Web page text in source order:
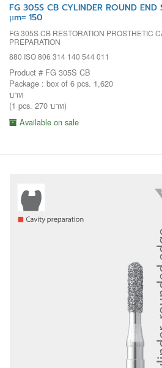
FG 305S CB CYLINDER ROUND
µm= 150
FG 305S CB RESTORATION PROSTHETIC
PREPARATION
880 ISO 806 314 140 544 011
Product # FG 305S CB
Package : box of 6 pcs. 1,620
บาท
(1 pcs. 270 บาท)
Available on sale